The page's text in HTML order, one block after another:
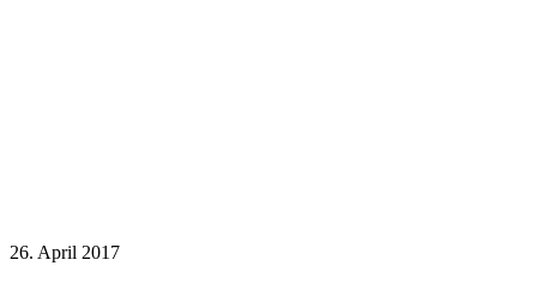
26. April 2017